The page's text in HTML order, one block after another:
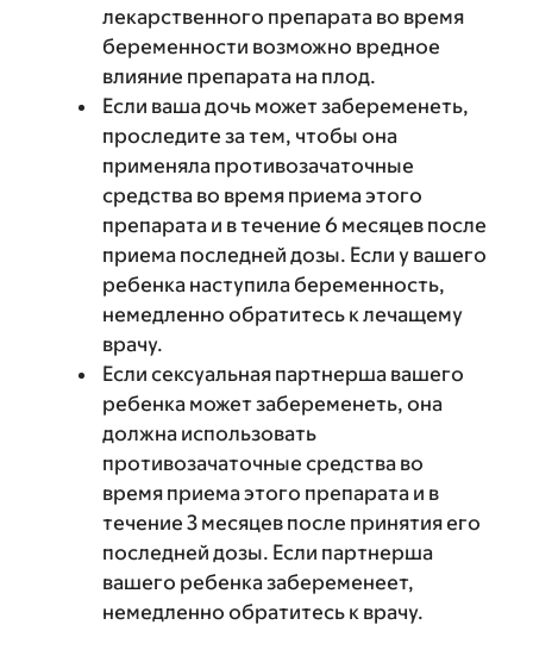
лекарственного препарата во время
беременности возможно вредное
влияние препарата на плод.
Если ваша дочь может забеременеть,
проследите за тем, чтобы она
применяла противозачаточные
средства во время приема этого
препарата и в течение 6 месяцев после
приема последней дозы. Если у вашего
ребенка наступила беременность,
немедленно обратитесь к лечащему
врачу.
Если сексуальная партнерша вашего
ребенка может забеременеть, она
должна использовать
противозачаточные средства во
время приема этого препарата и в
течение 3 месяцев после принятия его
последней дозы. Если партнерша
вашего ребенка забеременеет,
немедленно обратитесь к врачу.